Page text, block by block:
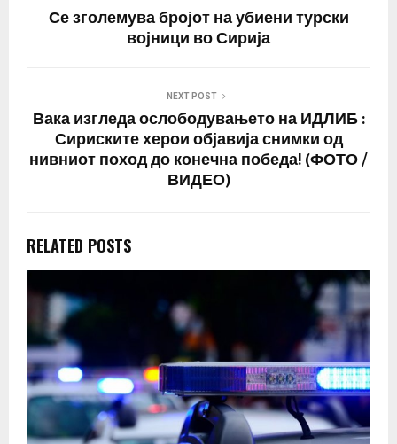
Се зголемува бројот на убиени турски
војници во Сирија
NEXT POST
Вака изгледа ослободувањето на ИДЛИБ :
Сириските херои објавија снимки од
нивниот поход до конечна победа! (ФОТО /
ВИДЕО)
RELATED POSTS